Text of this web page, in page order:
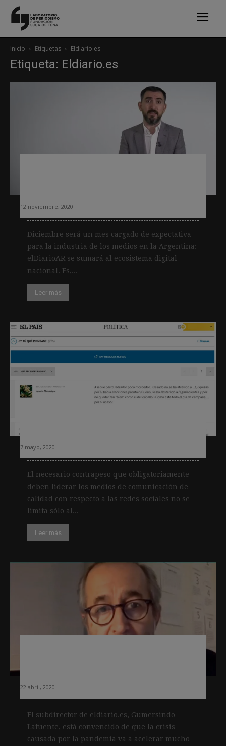
Inicio Etiquetas Eldiario.es
Etiqueta: Eldiario.es
12 noviembre, 2020
Diciembre será un mes cargado de expectativa
para la industria de los medios en la Argentina:
elDiarioAR se sumará al ecosistema digital
nacional. Es,...
Leer más
7 mayo, 2020
El necesario contrapeso que obligatoriamente
deben liderar los medios de comunicación de
calidad con respecto a las redes sociales no se
limita sólo al...
Leer más
22 abril, 2020
El subdirector de eldiario.es, Gumersindo
Lafuente, está convencido de que la crisis
causada por la pandemia va a acelerar mucho